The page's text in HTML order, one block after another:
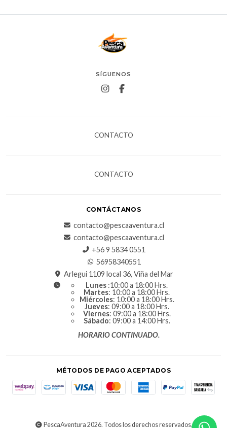
SÍGUENOS
CONTACTO
CONTACTO
CONTÁCTANOS
contacto@pescaaventura.cl
contacto@pescaaventura.cl
+56 9 5834 0551
56958340551
Arlegui 1109 local 36, Viña del Mar
Lunes :10:00 a 18:00 Hrs.
Martes: 10:00 a 18:00 Hrs.
Miércoles: 10:00 a 18:00 Hrs.
Jueves: 09:00 a 18:00 Hrs.
Viernes: 09:00 a 18:00 Hrs.
Sábado: 09:00 a 14:00 Hrs.
HORARIO CONTINUADO.
MÉTODOS DE PAGO ACEPTADOS
PescaAventura 2026. Todos los derechos reservados.